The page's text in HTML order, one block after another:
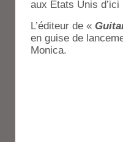
aux Etats Unis d’ici
L’éditeur de «
en guise de
Monica.